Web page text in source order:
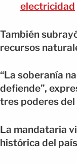
electricidad
También
recursos
“La soberanía
defiende”,
tres poderes del
La mandataria
histórica del